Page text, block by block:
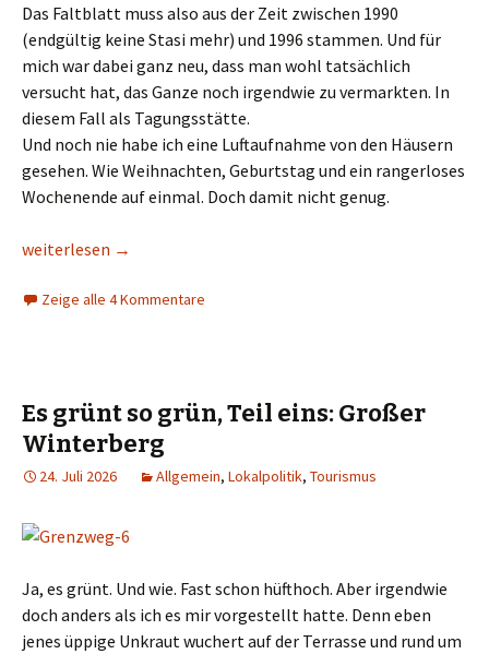
Das Faltblatt muss also aus der Zeit zwischen 1990
(endgültig keine Stasi mehr) und 1996 stammen. Und für
mich war dabei ganz neu, dass man wohl tatsächlich
versucht hat, das Ganze noch irgendwie zu vermarkten. In
diesem Fall als Tagungsstätte.
Und noch nie habe ich eine Luftaufnahme von den Häusern
gesehen. Wie Weihnachten, Geburtstag und ein rangerloses
Wochenende auf einmal. Doch damit nicht genug.
Horch und Guck am Zeughaus
weiterlesen →
Zeige alle 4 Kommentare
Es grünt so grün, Teil eins: Großer
Winterberg
24. Juli 2026 Allgemein, Lokalpolitik, Tourismus
Ja, es grünt. Und wie. Fast schon hüfthoch. Aber irgendwie
doch anders als ich es mir vorgestellt hatte. Denn eben
jenes üppige Unkraut wuchert auf der Terrasse und rund um